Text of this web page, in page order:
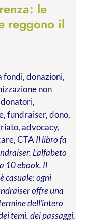
le
reggono il
fondi, donazioni,
non
fundraiser, dono,
advocacy,
CTA Il libro fa
L’alfabeto
10 ebook. Il
casuale: ogni
offre una
dell’intero
temi, dei passaggi,